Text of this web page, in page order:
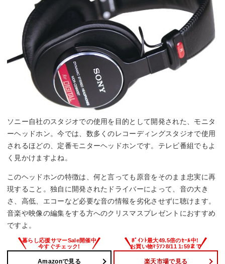
ソニー自社のスタジオでの使用を目的として開発された、モニタ
ーヘッドホン。今では、数多くのレコーディングスタジオで使用
されるほどの、定番モニターヘッドホンです。テレビ番組でもよ
く見かけますよね。
このヘッドホンの特徴は、何と言っても原音をそのまま忠実に再
現すること。独自に開発されたドライバーによって、音の大き
さ、高低、エコーなど必要な音の情報を劣化させずに聴けます。
音楽や映像の編集をする方へのクリスマスプレゼントにおすすめ
ですよ。
Amazonで見る 楽天市場で見る